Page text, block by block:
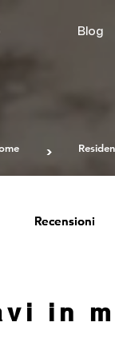
Blog
>
Recensioni
Recensioni
in